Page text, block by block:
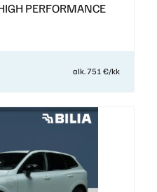
PERFORMANCE
alk. 751 €/kk